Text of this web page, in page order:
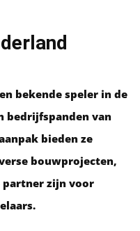
bekende speler in de
bedrijfspanden van
bieden ze
bouwprojecten,
partner zijn voor